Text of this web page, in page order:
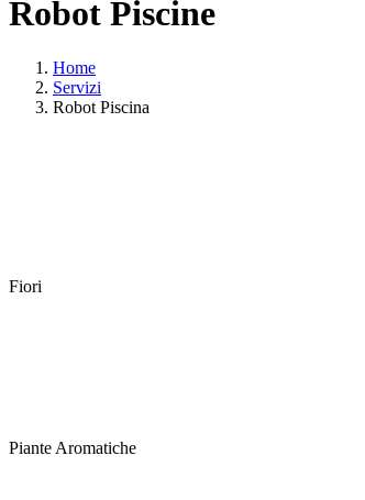
Robot Piscine
Home
Servizi
Robot Piscina
Fiori
Piante Aromatiche